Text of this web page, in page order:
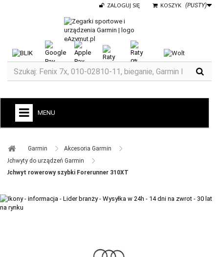
KOSZYK (PUSTY)
ZALOGUJ SIĘ
MENU
ZEGARKI DO BIEGANIA
ZEGARKI DLA DZIECI GARMIN
+
TACX
ELITE
Garmin ​
Akcesoria Garmin ​
Uchwyty do urządzeń Garmin ​
Uchwyt rowerowy szybki Forerunner 310XT